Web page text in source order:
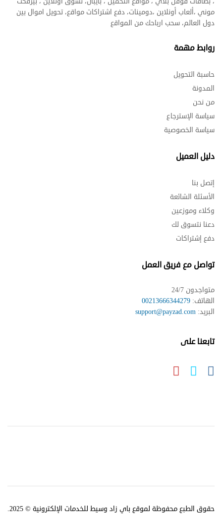
موني ،ألعاب أونلاين ،دومينات، دفع اشتراكات مواقع، تحويل اموال بين
دول العالم، سحب ارباحك من المواقع
روابط مهمة
حاسبة التحويل
المدونة
من نحن
سياسة الإسترجاع
سياسة الخصوصية
دليل العميل
إتصل بنا
الأسئلة الشائعة
وكلاء وموزعين
دعنا نتسوق لك
دفع إشتراكات
تواصل مع فريق العمل
متواجدون 24/7
الهاتف: 00213666344279
البريد: support@payzad.com
تابعنا على
حقوق الطبع محفوظة لموقع باي زاد وسيط للخدمات الإلكترونية © 2025.